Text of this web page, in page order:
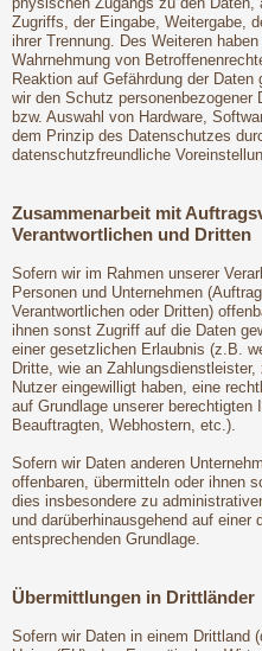
Zugriffs, der Eingabe, Weitergabe,
ihrer Trennung. Des Weiteren
Wahrnehmung von
Reaktion auf Gefährdung der
wir den Schutz personenbezogener
bzw. Auswahl von Hardware,
dem Prinzip des Datenschutzes
datenschutzfreundliche
Zusammenarbeit mit
Verantwortlichen und Dritten
Sofern wir im Rahmen unserer
Personen und Unternehmen
Verantwortlichen oder Dritten)
ihnen sonst Zugriff auf die Daten
einer gesetzlichen Erlaubnis (z.B.
Dritte, wie an
Nutzer eingewilligt haben, eine
auf Grundlage unserer
Beauftragten, Webhostern, etc.).
Sofern wir Daten anderen
offenbaren, übermitteln oder ihnen
dies insbesondere zu
und darüberhinausgehend auf einer
entsprechenden Grundlage.
Übermittlungen in Drittländer
Sofern wir Daten in einem Drittland